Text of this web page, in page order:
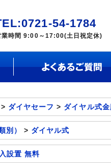
54-1784
業時間 9:00～17:00(土日祝定休)
> ダイヤセーフ > ダイヤル式
別） > ダイヤル式
設置 無料